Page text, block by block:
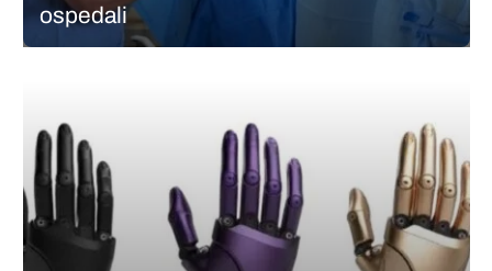
ospedali
d’uso, però, sta emergendo un fenomeno più strutturale:…
CONTINUA A LEGGERE